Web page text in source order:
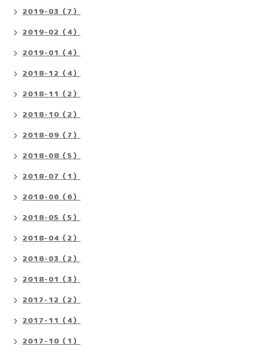
2019-03（7）
2019-02（4）
2019-01（4）
2018-12（4）
2018-11（2）
2018-10（2）
2018-09（7）
2018-08（5）
2018-07（1）
2018-06（6）
2018-05（5）
2018-04（2）
2018-03（2）
2018-01（3）
2017-12（2）
2017-11（4）
2017-10（1）